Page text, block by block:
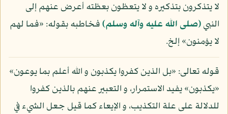
لا يتذكرون بتذكيره و لا يتعظون بعظته أعرض عنهم إلى
النبي(صلى الله عليه وآله وسلم)فخاطبه بقوله: «فما لهم
لا يؤمنون» إلخ.
قوله تعالى: «بل الذين كفروا يكذبون و الله أعلم بما يوعون»
«يكذبون» يفيد الاستمرار، و التعبير عنهم بالذين كفروا
للدلالة على علة التكذيب، و الإيعاء كما قيل جعل الشيء في